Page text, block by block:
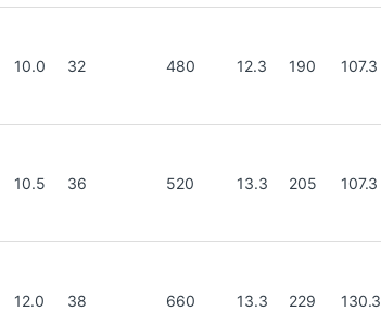
10.0 32 480 12.3 190 107.3
10.5 36 520 13.3 205 107.3
12.0 38 660 13.3 229 130.3